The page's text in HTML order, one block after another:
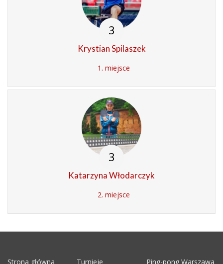
3
Krystian Spilaszek
1. miejsce
3
Katarzyna Włodarczyk
2. miejsce
Strona główna Turnieje Ping-pong Warszawa